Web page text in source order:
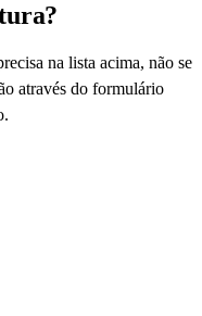
na lista acima, não se
através do formulário